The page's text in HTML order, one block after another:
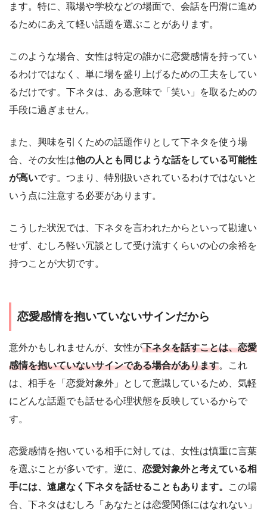
ます。特に、職場や学校などの場面で、会話を円滑に進め
るためにあえて軽い話題を選ぶことがあります。
このような場合、女性は特定の誰かに恋愛感情を持ってい
るわけではなく、単に場を盛り上げるための工夫をしてい
るだけです。下ネタは、ある意味で「笑い」を取るための
手段に過ぎません。
また、興味を引くための話題作りとして下ネタを使う場
合、その女性は他の人とも同じような話をしている可能性
が高いです。つまり、特別扱いされているわけではないと
いう点に注意する必要があります。
こうした状況では、下ネタを言われたからといって勘違い
せず、むしろ軽い冗談として受け流すくらいの心の余裕を
持つことが大切です。
恋愛感情を抱いていないサインだから
意外かもしれませんが、女性が下ネタを話すことは、恋愛
感情を抱いていないサインである場合があります。これ
は、相手を「恋愛対象外」として意識しているため、気軽
にどんな話題でも話せる心理状態を反映しているからで
す。
恋愛感情を抱いている相手に対しては、女性は慎重に言葉
を選ぶことが多いです。逆に、 恋愛対象外と考えている相
手には、遠慮なく下ネタを話せることもあります。
この場
合、下ネタはむしろ「あなたとは恋愛関係にはなれない」